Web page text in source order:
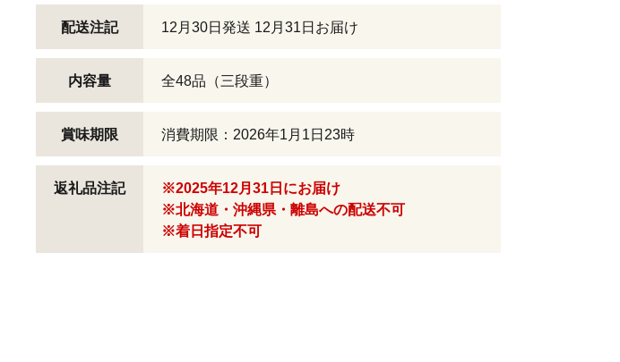
配送注記 12月30日発送 12月31日お届け
内容量 全48品（三段重）
賞味期限 消費期限：2026年1月1日23時
返礼品注記
※2025年12月31日にお届け
※北海道・沖縄県・離島への配送不可
※着日指定不可